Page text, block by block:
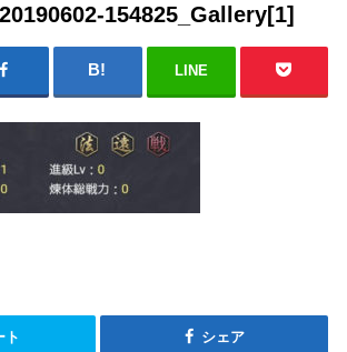
154825_Gallery[1]
LINE
ト シェア